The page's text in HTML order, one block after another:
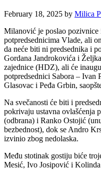
February 18, 2025 by Milica
Milanović je poslao
potpredsednicima Vlade, ali
da neće biti ni predsednika i
Gordana Jandrokovića i
zajednice (HDZ), ali će
potpredsednici Sabora – Ivan
Glasovac i Peđa Grbin,
Na svečanosti će biti i
pokrivaju ustavna ovlašćenja
(odbrana) i Ranko Ostojić
bezbednost), dok se Andro
izvinio zbog nedolaska.
Među stotinak gostiju biće
Mesić, Ivo Josipović i